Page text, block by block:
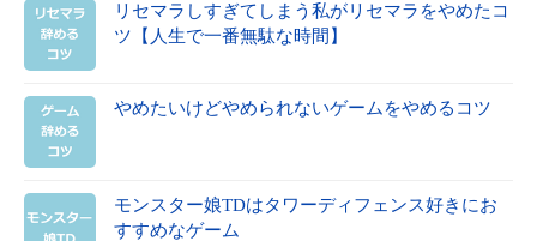
リセマラしすぎてしまう私がリセマラをやめたコ
ツ【人生で一番無駄な時間】
やめたいけどやめられないゲームをやめるコツ
モンスター娘TDはタワーディフェンス好きにお
すすめなゲーム